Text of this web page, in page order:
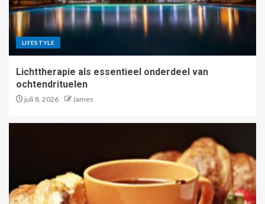
LIFESTYLE
Lichttherapie als essentieel onderdeel van
ochtendrituelen
juli 8, 2026 James